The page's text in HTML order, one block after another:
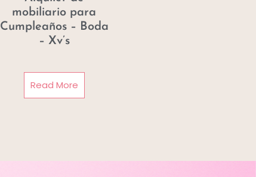
mobiliario para
Cumpleaños – Boda
– Xv’s
Read More